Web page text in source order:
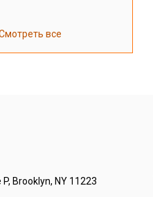
все
Brooklyn, NY 11223